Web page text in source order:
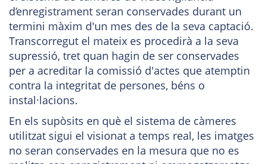
d’enregistrament seran conservades durant un
termini màxim d'un mes des de la seva captació.
Transcorregut el mateix es procedirà a la seva
supressió, tret quan hagin de ser conservades
per a acreditar la comissió d'actes que atemptin
contra la integritat de persones, béns o
instal·lacions.
En els supòsits en què el sistema de càmeres
utilitzat sigui el visionat a temps real, les imatges
no seran conservades en la mesura que no es